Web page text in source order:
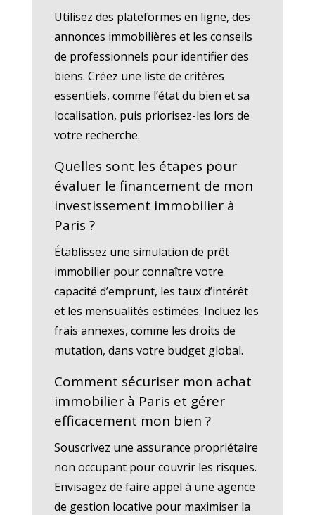
Utilisez des plateformes en ligne, des
annonces immobilières et les conseils
de professionnels pour identifier des
biens. Créez une liste de critères
essentiels, comme l’état du bien et sa
localisation, puis priorisez-les lors de
votre recherche.
Quelles sont les étapes pour
évaluer le financement de mon
investissement immobilier à
Paris ?
Établissez une simulation de prêt
immobilier pour connaître votre
capacité d’emprunt, les taux d’intérêt
et les mensualités estimées. Incluez les
frais annexes, comme les droits de
mutation, dans votre budget global.
Comment sécuriser mon achat
immobilier à Paris et gérer
efficacement mon bien ?
Souscrivez une assurance propriétaire
non occupant pour couvrir les risques.
Envisagez de faire appel à une agence
de gestion locative pour maximiser la